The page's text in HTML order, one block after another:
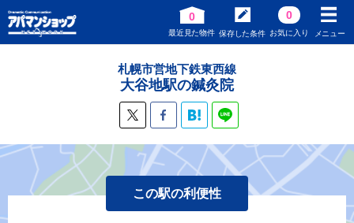
0
最近見た物件 保存した条件
0
お気に入り メニュー
札幌市営地下鉄東西線
大谷地駅の鍼灸院
この駅の利便性